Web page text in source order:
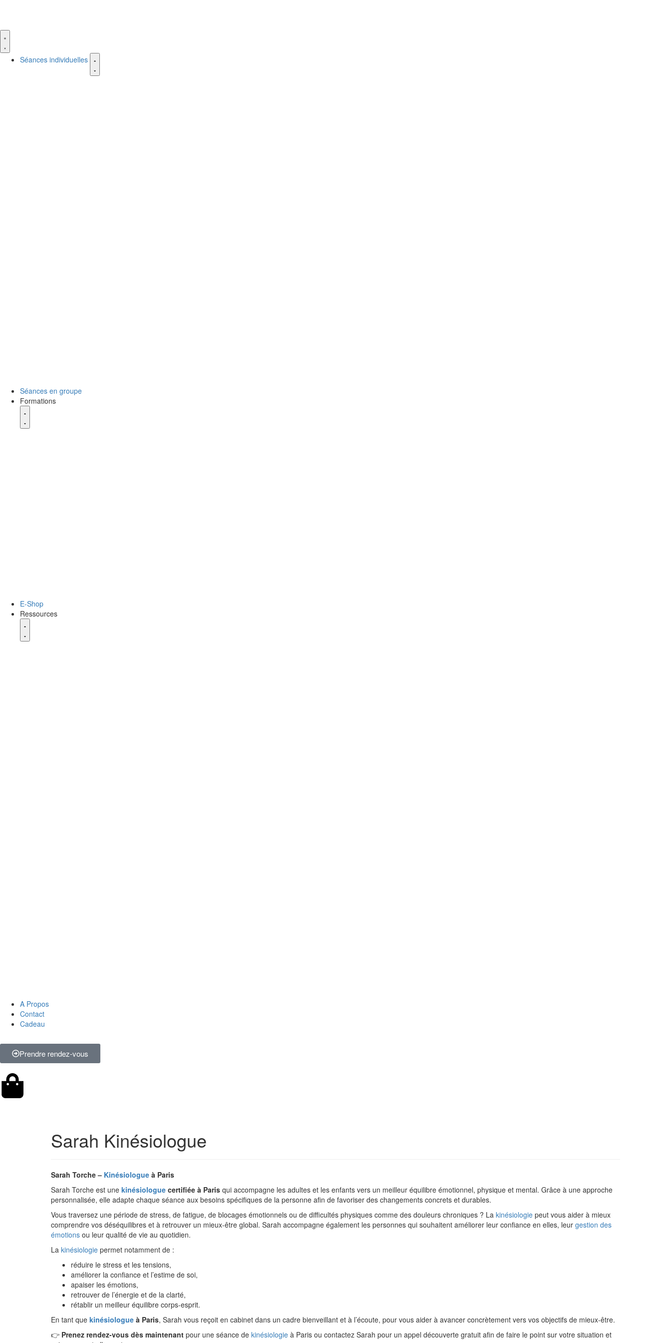
Séances individuelles
Séances en groupe
Formations
E-Shop
Ressources
A Propos
Contact
Cadeau
Prendre rendez-vous
Sarah Kinésiologue
Sarah Torche – Kinésiologue à Paris
Sarah Torche est une kinésiologue certifiée à Paris qui accompagne les adultes et les enfants vers un meilleur équilibre émotionnel, physique et mental. Grâce à une approche
personnalisée, elle adapte chaque séance aux besoins spécifiques de la personne afin de favoriser des changements concrets et durables.
Vous traversez une période de stress, de fatigue, de blocages émotionnels ou de difficultés physiques comme des douleurs chroniques ? La kinésiologie peut vous aider à mieux
comprendre vos déséquilibres et à retrouver un mieux-être global. Sarah accompagne également les personnes qui souhaitent améliorer leur confiance en elles, leur gestion des
émotions ou leur qualité de vie au quotidien.
La kinésiologie permet notamment de :
réduire le stress et les tensions,
améliorer la confiance et l’estime de soi,
apaiser les émotions,
retrouver de l’énergie et de la clarté,
rétablir un meilleur équilibre corps-esprit.
En tant que kinésiologue à Paris, Sarah vous reçoit en cabinet dans un cadre bienveillant et à l’écoute, pour vous aider à avancer concrètement vers vos objectifs de mieux-être.
👉 Prenez rendez-vous dès maintenant pour une séance de kinésiologie à Paris ou contactez Sarah pour un appel découverte gratuit afin de faire le point sur votre situation et